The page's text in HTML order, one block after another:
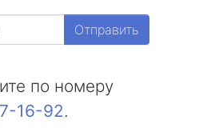
Отправить
по номеру
16-92.